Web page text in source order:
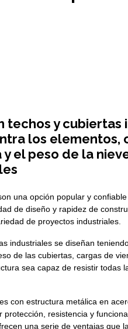
techos y cubiertas
los elementos,
el peso de la
una opción popular y
de diseño y rapidez de
de proyectos industriales.
industriales se diseñan
de las cubiertas, cargas de
sea capaz de resistir todas
con estructura metálica en
resistencia y
una serie de ventajas que